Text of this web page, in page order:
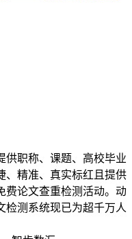
供职称、课题、高校毕业
、精准、真实标红且提供
费论文查重检测活动。动
检测系统现已为超千万人